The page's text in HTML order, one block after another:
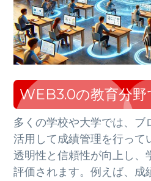
WEB3.0の教育分野
多くの学校や大学では、ブ
活用して成績管理を行って
透明性と信頼性が向上し、
評価されます。例えば、成